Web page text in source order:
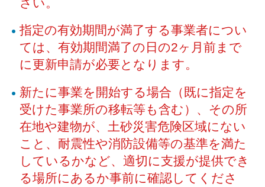
指定の有効期間が満了する事業者につい
ては、有効期間満了の日の2ヶ月前まで
に更新申請が必要となります。
新たに事業を開始する場合（既に指定を
受けた事業所の移転等も含む）、その所
在地や建物が、土砂災害危険区域にない
こと、耐震性や消防設備等の基準を満た
しているかなど、適切に支援が提供でき
る場所にあるか事前に確認してくださ